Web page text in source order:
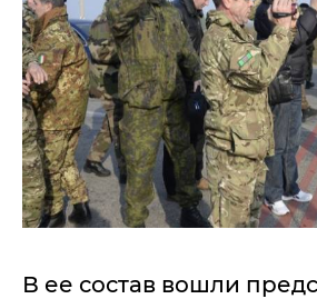
В ее состав вошли